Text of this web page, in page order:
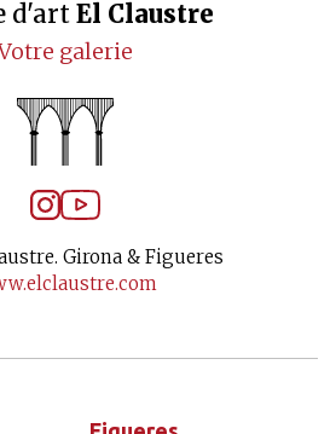
d'art El Claustre
galerie
Girona & Figueres